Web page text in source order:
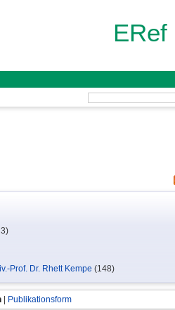
ERef
Prof. Dr. Rhett Kempe (148)
Publikationsform